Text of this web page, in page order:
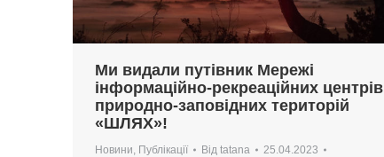
Ми видали путівник Мережі
інформаційно-рекреаційних центрів
природно-заповідних територій
«ШЛЯХ»!
Новини, Публікації Від tatana
25.04.2023